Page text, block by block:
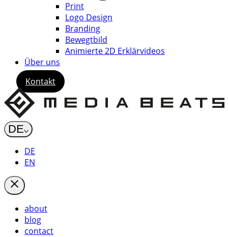
Print
Logo Design
Branding
Bewegtbild
Animierte 2D Erklärvideos
Über uns
Kontakt
DE
DE
EN
about
blog
contact